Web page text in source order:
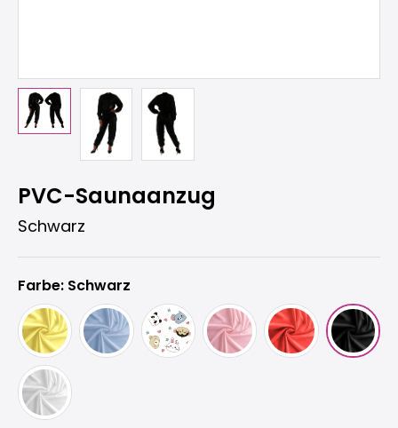
PVC-Saunaanzug
Schwarz
Farbe: Schwarz